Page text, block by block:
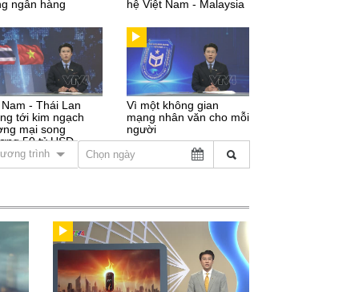
ngân hàng
hệ Việt Nam - Malaysia
- Thái Lan
tới kim ngạch
mại song
50 tỷ USD
Vì một không gian
mạng nhân văn cho mỗi
người
trình